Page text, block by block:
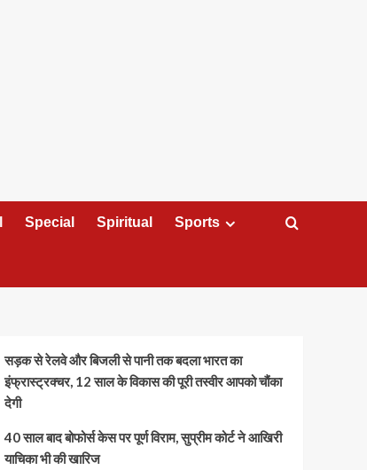
Special Spiritual Sports
सड़क से रेलवे और बिजली से पानी तक बदला भारत का
इंफ्रास्ट्रक्चर, 12 साल के विकास की पूरी तस्वीर आपको चौंका
देगी
40 साल बाद बोफोर्स केस पर पूर्ण विराम, सुप्रीम कोर्ट ने आखिरी
याचिका भी की खारिज